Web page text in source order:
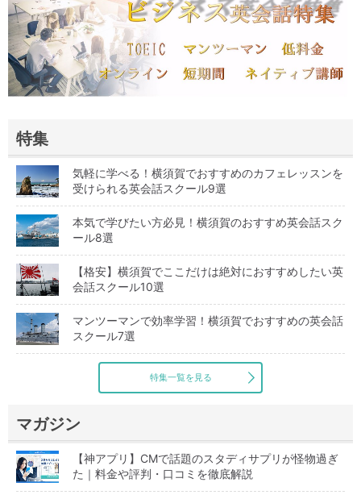
特集
気軽に学べる！横須賀でおすすめのカフェレッスンを
受けられる英会話スクール9選
本気で学びたい方必見！横須賀のおすすめ英会話スク
ール8選
【格安】横須賀でここだけは絶対におすすめしたい英
会話スクール10選
マンツーマンで効率学習！横須賀でおすすめの英会話
スクール7選
特集一覧を見る
マガジン
【神アプリ】CMで話題のスタディサプリが怪物過ぎ
た｜料金や評判・口コミを徹底解説